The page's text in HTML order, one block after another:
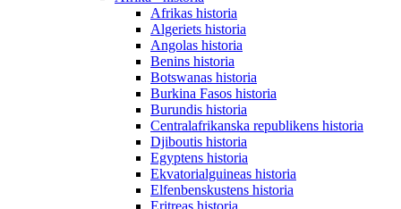
Afrikas historia
Algeriets historia
Angolas historia
Benins historia
Botswanas historia
Burkina Fasos historia
Burundis historia
Centralafrikanska republikens historia
Djiboutis historia
Egyptens historia
Ekvatorialguineas historia
Elfenbenskustens historia